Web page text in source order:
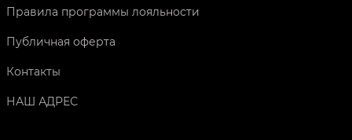
Правила программы лояльности
Публичная оферта
Контакты
НАШ АДРЕС